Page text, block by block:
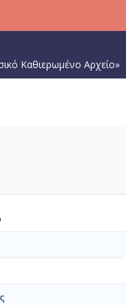
Καθιερωμένο Αρχείο»